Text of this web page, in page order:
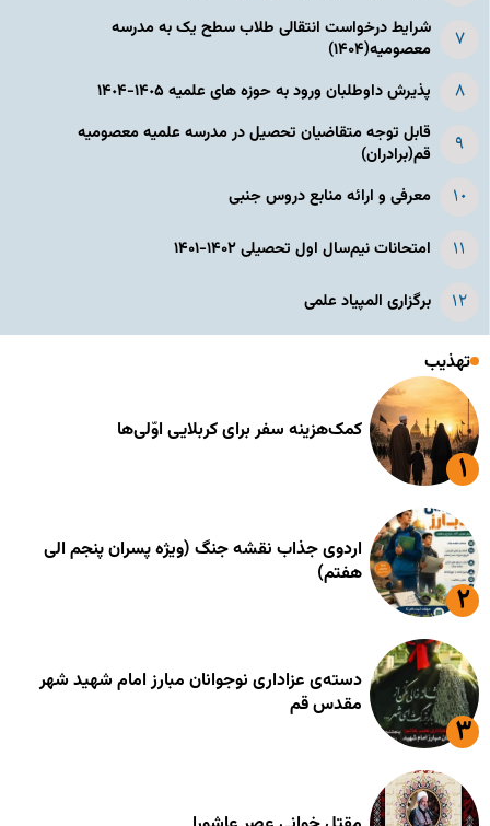
شرایط درخواست انتقالی طلاب سطح یک به مدرسه
معصومیه(۱۴۰۴)
پذیرش داوطلبان ورود به حوزه های علمیه ١۴٠۵-١۴٠۴
قابل توجه متقاضیان تحصیل در مدرسه علمیه معصومیه
قم(برادران)
معرفی و ارائه منابع دروس جنبی
امتحانات نیم‌سال اول تحصیلی ۱۴۰۲-۱۴۰۱
برگزاری المپیاد علمی
تهذیب
کمک‌هزینه سفر برای کربلایی اوّلی‌ها
اردوی جذاب نقشه جنگ (ویژه پسران پنجم الی
هفتم)
دسته‌ی عزاداری نوجوانان مبارز امام شهید شهر
مقدس قم